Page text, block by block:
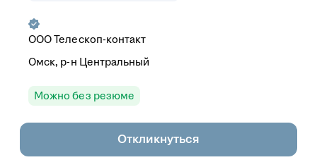
ОООТелескоп-контакт
Омск, р-н Центральный
Можно без резюме
Откликнуться